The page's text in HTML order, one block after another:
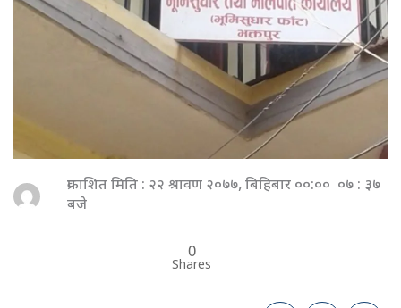
प्रकाशित मिति : २२ श्रावण २०७७, बिहिबार ००:०० ०७ : ३७
बजे
0
Shares